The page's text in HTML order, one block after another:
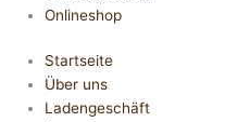
Onlineshop
Startseite
Über uns
Ladengeschäft